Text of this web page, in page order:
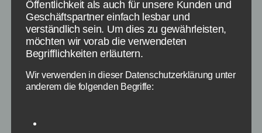
Bildquelle: zoomin.tv
In den USA hat eine 92-jährige beim
Einparkversuch mindestens 10 Autos
beschädigt. Glücklicherweise wurde bei dieser
Aktion keine Person verletzt, sodass es nur
Öffentlichkeit als auch für unsere Kunden und
Geschäftspartner einfach lesbar und
verständlich sein. Um dies zu gewährleisten,
möchten wir vorab die verwendeten
Begrifflichkeiten erläutern.
Wir verwenden in dieser Datenschutzerklärung unter
anderem die folgenden Begriffe: